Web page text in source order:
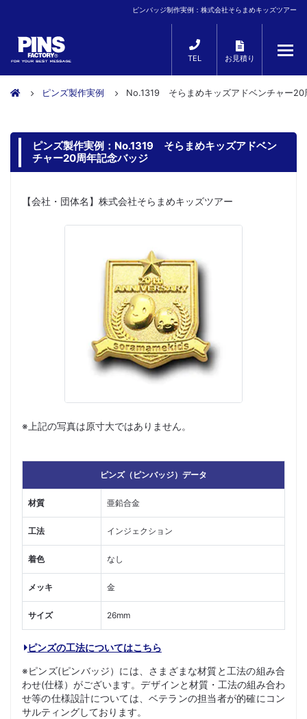
ピンバッジ制作実例：株式会社そらまめキッズツアー
TEL お見積り
ピンズ製作実例 No.1319 そらまめキッズアドベンチャー20
ピンズ製作実例：No.1319 そらまめキッズアドベン
チャー20周年記念バッジ
【会社・団体名】株式会社そらまめキッズツアー
※上記の写真は原寸大ではありません。
ピンズ（ピンバッジ）データ
材質 亜鉛合金
工法 インジェクション
着色 なし
メッキ 金
サイズ 26mm
ピンズの工法についてはこちら
※ピンズ(ピンバッジ）には、さまざまな材質と工法の組み合
わせ(仕様）がございます。デザインと材質・工法の組み合わ
せ等の仕様設計については、ベテランの担当者が的確にコン
サルティングしております。